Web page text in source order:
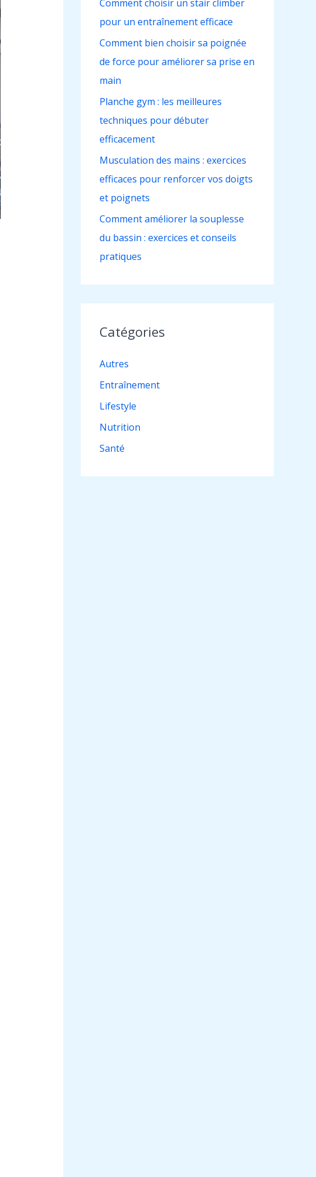
c
h
e
r
:
Comment choisir un stair climber
pour un entraînement efficace
Comment bien choisir sa poignée
de force pour améliorer sa prise en
main
Planche gym : les meilleures
techniques pour débuter
efficacement
Musculation des mains : exercices
efficaces pour renforcer vos doigts
et poignets
Comment améliorer la souplesse
du bassin : exercices et conseils
pratiques
Catégories
Autres
Entraînement
Lifestyle
Nutrition
Santé